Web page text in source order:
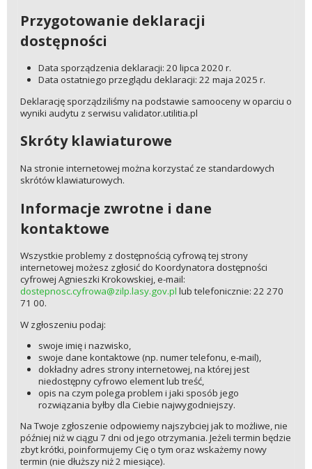
Przygotowanie deklaracji
dostępności
Data sporządzenia deklaracji: 20 lipca 2020 r.
Data ostatniego przeglądu deklaracji: 22 maja 2025 r.
Deklarację sporządziliśmy na podstawie samooceny w oparciu o
wyniki audytu z serwisu validator.utilitia.pl
Skróty klawiaturowe
Na stronie internetowej można korzystać ze standardowych
skrótów klawiaturowych.
Informacje zwrotne i dane
kontaktowe
Wszystkie problemy z dostępnością cyfrową tej strony
internetowej możesz zgłosić do Koordynatora dostępności
cyfrowej Agnieszki Krokowskiej, e-mail:
dostepnosc.cyfrowa@zilp.lasy.gov.pl lub telefonicznie: 22 270
71 00.
W zgłoszeniu podaj:
swoje imię i nazwisko,
swoje dane kontaktowe (np. numer telefonu, e-mail),
dokładny adres strony internetowej, na której jest
niedostępny cyfrowo element lub treść,
opis na czym polega problem i jaki sposób jego
rozwiązania byłby dla Ciebie najwygodniejszy.
Na Twoje zgłoszenie odpowiemy najszybciej jak to możliwe, nie
później niż w ciągu 7 dni od jego otrzymania. Jeżeli termin będzie
zbyt krótki, poinformujemy Cię o tym oraz wskażemy nowy
termin (nie dłuższy niż 2 miesiące).